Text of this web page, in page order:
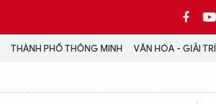
THÀNH PHỐ THÔNG MINH VĂN HÓA - GIẢI TRÍ